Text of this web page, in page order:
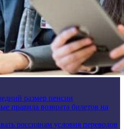
размер пенсии
правила возврата билетов на
россиянам условия переводов